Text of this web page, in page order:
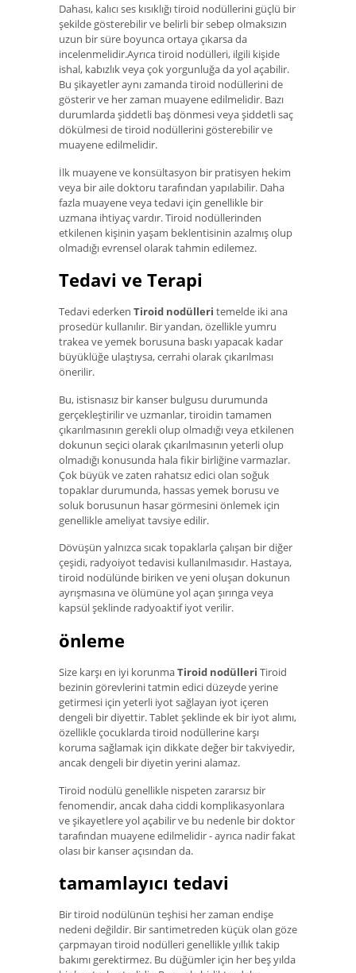
Dahası, kalıcı ses kısıklığı tiroid nodüllerini güçlü bir
şekilde gösterebilir ve belirli bir sebep olmaksızın
uzun bir süre boyunca ortaya çıkarsa da
incelenmelidir.Ayrıca tiroid nodülleri, ilgili kişide
ishal, kabızlık veya çok yorgunluğa da yol açabilir.
Bu şikayetler aynı zamanda tiroid nodüllerini de
gösterir ve her zaman muayene edilmelidir. Bazı
durumlarda şiddetli baş dönmesi veya şiddetli saç
dökülmesi de tiroid nodüllerini gösterebilir ve
muayene edilmelidir.
İlk muayene ve konsültasyon bir pratisyen hekim
veya bir aile doktoru tarafından yapılabilir. Daha
fazla muayene veya tedavi için genellikle bir
uzmana ihtiyaç vardır. Tiroid nodüllerinden
etkilenen kişinin yaşam beklentisinin azalmış olup
olmadığı evrensel olarak tahmin edilemez.
Tedavi ve Terapi
Tedavi ederken Tiroid nodülleri temelde iki ana
prosedür kullanılır. Bir yandan, özellikle yumru
trakea ve yemek borusuna baskı yapacak kadar
büyüklüğe ulaştıysa, cerrahi olarak çıkarılması
önerilir.
Bu, istisnasız bir kanser bulgusu durumunda
gerçekleştirilir ve uzmanlar, tiroidin tamamen
çıkarılmasının gerekli olup olmadığı veya etkilenen
dokunun seçici olarak çıkarılmasının yeterli olup
olmadığı konusunda hala fikir birliğine varmazlar.
Çok büyük ve zaten rahatsız edici olan soğuk
topaklar durumunda, hassas yemek borusu ve
soluk borusunun hasar görmesini önlemek için
genellikle ameliyat tavsiye edilir.
Dövüşün yalnızca sıcak topaklarla çalışan bir diğer
çeşidi, radyoiyot tedavisi kullanılmasıdır. Hastaya,
tiroid nodülünde biriken ve yeni oluşan dokunun
ayrışmasına ve ölümüne yol açan şırınga veya
kapsül şeklinde radyoaktif iyot verilir.
önleme
Size karşı en iyi korunmaTiroid nodülleri Tiroid
bezinin görevlerini tatmin edici düzeyde yerine
getirmesi için yeterli iyot sağlayan iyot içeren
dengeli bir diyettir. Tablet şeklinde ek bir iyot alımı,
özellikle çocuklarda tiroid nodüllerine karşı
koruma sağlamak için dikkate değer bir takviyedir,
ancak dengeli bir diyetin yerini alamaz.
Tiroid nodülü genellikle nispeten zararsız bir
fenomendir, ancak daha ciddi komplikasyonlara
ve şikayetlere yol açabilir ve bu nedenle bir doktor
tarafından muayene edilmelidir - ayrıca nadir fakat
olası bir kanser açısından da.
tamamlayıcı tedavi
Bir tiroid nodülünün teşhisi her zaman endişe
nedeni değildir. Bir santimetreden küçük olan göze
çarpmayan tiroid nodülleri genellikle yıllık takip
bakımı gerektirmez. Bu düğümler için her beş yılda